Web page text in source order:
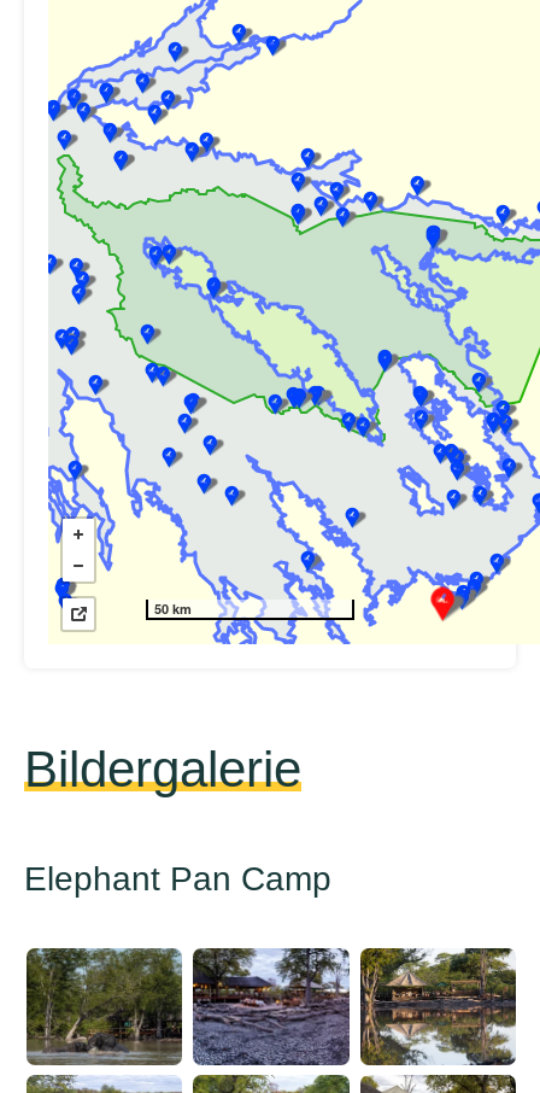
50 km
Bildergalerie
Elephant Pan Camp